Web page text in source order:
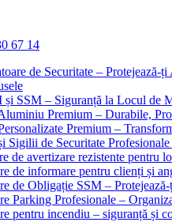
67 14
de Securitate – Protejează-
și SSM – Siguranță la Locul de
Premium – Durabile,
Premium –
Sigilii de Securitate
de avertizare rezistente pentru
de informare pentru clienți și
de Obligație SSM –
Parking Profesionale –
pentru incendiu – siguranță și